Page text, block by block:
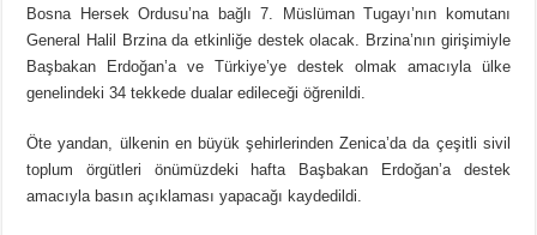
Bosna Hersek Ordusu’na bağlı 7. Müslüman Tugayı’nın komutanı
General Halil Brzina da etkinliğe destek olacak. Brzina’nın girişimiyle
Başbakan Erdoğan’a ve Türkiye’ye destek olmak amacıyla ülke
genelindeki 34 tekkede dualar edileceği öğrenildi.
Öte yandan, ülkenin en büyük şehirlerinden Zenica’da da çeşitli sivil
toplum örgütleri önümüzdeki hafta Başbakan Erdoğan’a destek
amacıyla basın açıklaması yapacağı kaydedildi.